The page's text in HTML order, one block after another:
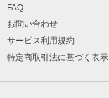
FAQ
お問い合わせ
サービス利用規約
特定商取引法に基づく表示